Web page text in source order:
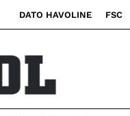
DATO HAVOLINE FSC